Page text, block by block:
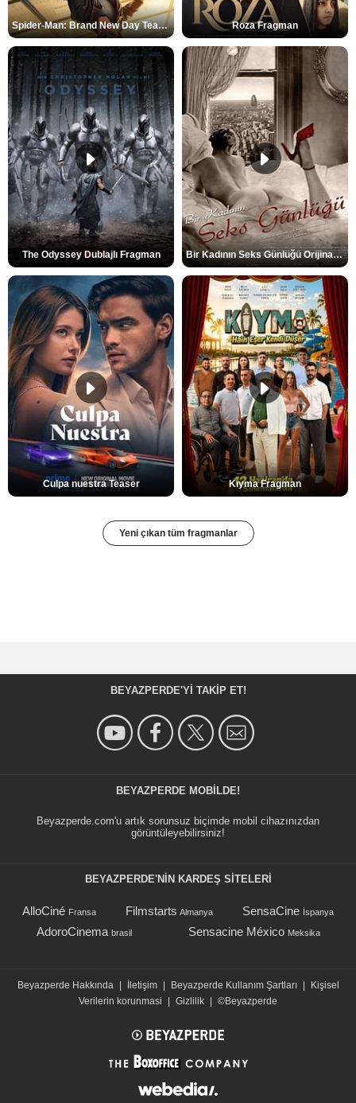
Spider-Man: Brand New Day Teaser Roza Fragman
The Odyssey Dublajlı Fragman Bir Kadının Seks Günlüğü Orijinal Fragman
Culpa nuestra Teaser Kıyma Fragman
Yeni çıkan tüm fragmanlar
BEYAZPERDE'YI TAKIP ET!
BEYAZPERDE MOBILDE!
Beyazperde.com'u artık sorunsuz biçimde mobil cihazınızdan
görüntüleyebilirsiniz!
BEYAZPERDE'NIN KARDEŞ SİTELERİ
AlloCiné Fransa Filmstarts Almanya SensaCine İspanya
AdoroCinema brasil Sensacine México Meksika
Beyazperde Hakkında | İletişim | Beyazperde Kullanım Şartları |
Kişisel
Verilerin korunmasi
| Gizlilik | ©Beyazperde